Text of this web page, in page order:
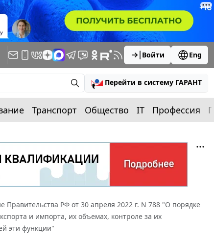
Войти Eng
Перейти в систему ГАРАНТ
Транспорт Общество IT Профессия
Правительства РФ от 30 апреля 2022 г. N 788 "О порядке
и импорта, их объемах, контроле за их
эти функции"